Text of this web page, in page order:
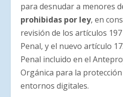
para desnudar a menores
prohibidas por ley, en
revisión de los artículos
Penal, y el nuevo artículo
Penal incluido en el
Orgánica para la
entornos digitales.